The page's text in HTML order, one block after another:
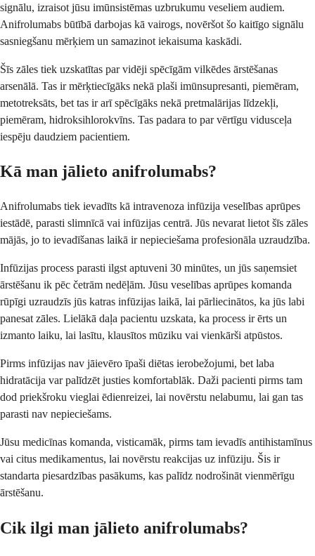
signālu, izraisot jūsu imūnsistēmas uzbrukumu veseliem audiem.
Anifrolumabs būtībā darbojas kā vairogs, novēršot šo kaitīgo signālu
sasniegšanu mērķiem un samazinot iekaisuma kaskādi.
Šīs zāles tiek uzskatītas par vidēji spēcīgām vilkēdes ārstēšanas
arsenālā. Tas ir mērķtiecīgāks nekā plaši imūnsupresanti, piemēram,
metotreksāts, bet tas ir arī spēcīgāks nekā pretmalārijas līdzekļi,
piemēram, hidroksihlorokvīns. Tas padara to par vērtīgu vidusceļa
iespēju daudziem pacientiem.
Kā man jālieto anifrolumabs?
Anifrolumabs tiek ievadīts kā intravenoza infūzija veselības aprūpes
iestādē, parasti slimnīcā vai infūzijas centrā. Jūs nevarat lietot šīs zāles
mājās, jo to ievadīšanas laikā ir nepieciešama profesionāla uzraudzība.
Infūzijas process parasti ilgst aptuveni 30 minūtes, un jūs saņemsiet
ārstēšanu ik pēc četrām nedēļām. Jūsu veselības aprūpes komanda
rūpīgi uzraudzīs jūs katras infūzijas laikā, lai pārliecinātos, ka jūs labi
panesat zāles. Lielākā daļa pacientu uzskata, ka process ir ērts un
izmanto laiku, lai lasītu, klausītos mūziku vai vienkārši atpūstos.
Pirms infūzijas nav jāievēro īpaši diētas ierobežojumi, bet laba
hidratācija var palīdzēt justies komfortablāk. Daži pacienti pirms tam
dod priekšroku vieglai ēdienreizei, lai novērstu nelabumu, lai gan tas
parasti nav nepieciešams.
Jūsu medicīnas komanda, visticamāk, pirms tam ievadīs antihistamīnus
vai citus medikamentus, lai novērstu reakcijas uz infūziju. Šis ir
standarta piesardzības pasākums, kas palīdz nodrošināt vienmērīgu
ārstēšanu.
Cik ilgi man jālieto anifrolumabs?